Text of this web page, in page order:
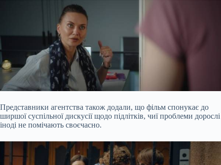
Представники агентства також додали, що фільм спонукає до
ширшої суспільної дискусії щодо підлітків, чиї проблеми дорослі
іноді не помічають своєчасно.